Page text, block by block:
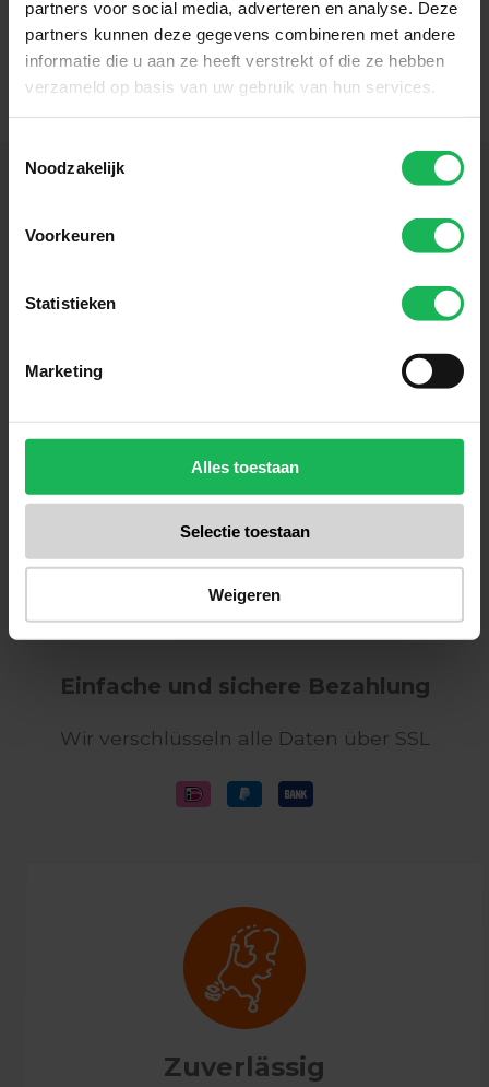
partners voor social media, adverteren en analyse. Deze
partners kunnen deze gegevens combineren met andere
informatie die u aan ze heeft verstrekt of die ze hebben
verzameld op basis van uw gebruik van hun services.
Noodzakelijk
Voorkeuren
Statistieken
Marketing
Alles toestaan
Selectie toestaan
Weigeren
Met trots kunnen wij eindelijk met jullie delen
dat onze nieuwe...
Mehr Lesen »
Bleiben Sie über unsere sozialen Kanäle auf
Melden Sie sich jetzt an!
Erhalten Sie die neuesten Angebote und
Produkteinführungen
Einfache und sichere Bezahlung
Wir verschlüsseln alle Daten über SSL
Zuverlässig